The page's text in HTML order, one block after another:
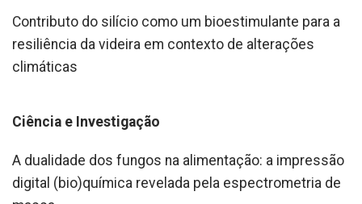
Contributo do silício como um bioestimulante para a
resiliência da videira em contexto de alterações
climáticas
Ciência e Investigação
A dualidade dos fungos na alimentação: a impressão
digital (bio)química revelada pela espectrometria de